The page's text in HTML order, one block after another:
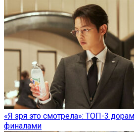
«Я зря это смотрела»: ТОП-3
финалами